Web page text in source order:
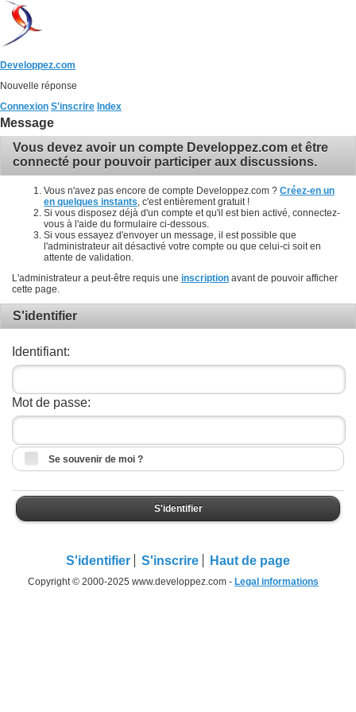
Developpez.com
Nouvelle réponse
Connexion S'inscrire Index
Message
Vous devez avoir un compte Developpez.com et être
connecté pour pouvoir participer aux discussions.
Vous n'avez pas encore de compte Developpez.com ? Créez-en un
en quelques instants , c'est entièrement gratuit !
Si vous disposez déjà d'un compte et qu'il est bien activé, connectez-
vous à l'aide du formulaire ci-dessous.
Si vous essayez d'envoyer un message, il est possible que
l'administrateur ait désactivé votre compte ou que celui-ci soit en
attente de validation.
L'administrateur a peut-être requis une inscription avant de pouvoir afficher
cette page.
S'identifier
Identifiant:
Mot de passe:
Se souvenir de moi ?
S'identifier
S'identifier S'inscrire Haut de page
Copyright © 2000-2025 www.developpez.com - Legal informations